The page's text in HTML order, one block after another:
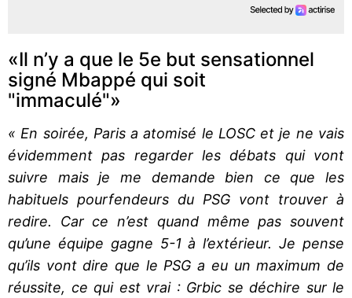
«Il n’y a que le 5e but sensationnel
signé Mbappé qui soit
"immaculé"»
« En soirée, Paris a atomisé le LOSC et je ne vais
évidemment pas regarder les débats qui vont
suivre mais je me demande bien ce que les
habituels pourfendeurs du PSG vont trouver à
redire. Car ce n’est quand même pas souvent
qu’une équipe gagne 5-1 à l’extérieur. Je pense
qu’ils vont dire que le PSG a eu un maximum de
réussite, ce qui est vrai : Grbic se déchire sur le